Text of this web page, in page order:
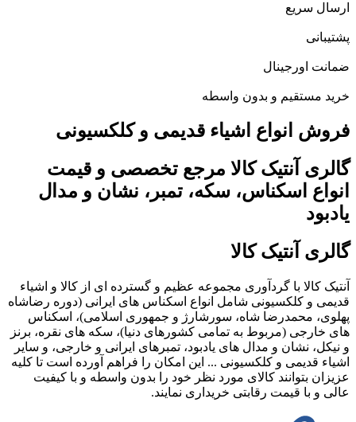
ارسال سریع
پشتیبانی
ضمانت اورجینال
خرید مستقیم و بدون واسطه
فروش انواع اشیاء قدیمی و کلکسیونی
گالری آنتیک کالا مرجع تخصصی و قیمت
انواع اسکناس، سکه، تمبر، نشان و مدال
یادبود
گالری آنتیک کالا
آنتیک کالا با گردآوری مجموعه عظیم و گسترده ای از کالا و اشیاء
قدیمی و کلکسیونی شامل انواع اسکناس های ایرانی (دوره رضاشاه
پهلوی، محمدرضا شاه، سورشارژ و جمهوری اسلامی)، اسکناس
های خارجی (مربوط به تمامی کشورهای دنیا)، سکه های نقره، برنز
و نیکل، نشان و مدال های یادبود، تمبرهای ایرانی و خارجی، و سایر
اشیاء قدیمی و کلکسیونی ... این امکان را فراهم آورده است تا کلیه
عزیزان بتوانند کالای مورد نظر خود را بدون واسطه و با کیفیت
عالی و با قیمت رقابتی خریداری نمایند.